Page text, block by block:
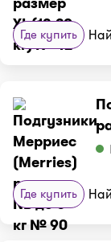
Где купить
Где купить